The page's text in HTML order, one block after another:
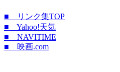
■ リンク集TOP
■ Yahoo!天気
■ NAVITIME
■ 映画.com